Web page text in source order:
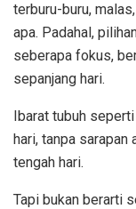
terburu-buru,
apa. Padahal,
seberapa fokus,
sepanjang hari.
Ibarat tubuh
hari, tanpa
tengah hari.
Tapi bukan berarti